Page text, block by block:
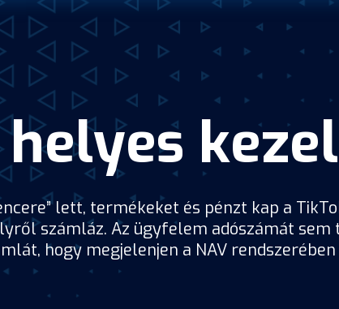
lett, termékeket és pénzt kap a
számláz. Az ügyfelem adószámát
hogy megjelenjen a NAV